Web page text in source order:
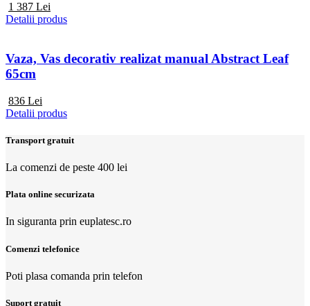
1 387 Lei
Detalii produs
Vaza, Vas decorativ realizat manual Abstract Leaf
65cm
836 Lei
Detalii produs
Transport gratuit
La comenzi de peste 400 lei
Plata online securizata
In siguranta prin euplatesc.ro
Comenzi telefonice
Poti plasa comanda prin telefon
Suport gratuit